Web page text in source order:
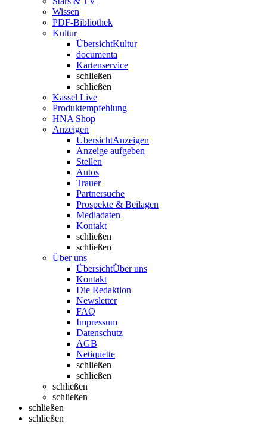
Wissen
PDF-Bibliothek
Kultur
ÜbersichtKultur
documenta
Kartenservice
schließen
schließen
Kassel Live
Produktempfehlung
HNA Shop
Anzeigen
ÜbersichtAnzeigen
Anzeige aufgeben
Stellen
Autos
Trauer
Partnersuche
Prospekte & Beilagen
Mediadaten
Kontakt
schließen
schließen
Über uns
ÜbersichtÜber uns
Kontakt
Die Redaktion
Newsletter
FAQ
Impressum
Datenschutz
AGB
Netiquette
schließen
schließen
schließen
schließen
schließen
schließen